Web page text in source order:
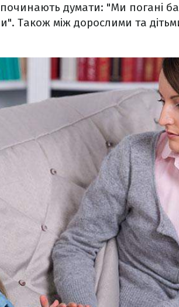
думати: "Ми погані
Також між дорослими та